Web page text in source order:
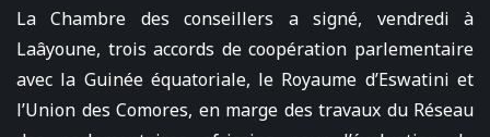
La Chambre des conseillers a signé, vendredi à
Laâyoune, trois accords de coopération parlementaire
avec la Guinée équatoriale, le Royaume d’Eswatini et
l’Union des Comores, en marge des travaux du Réseau